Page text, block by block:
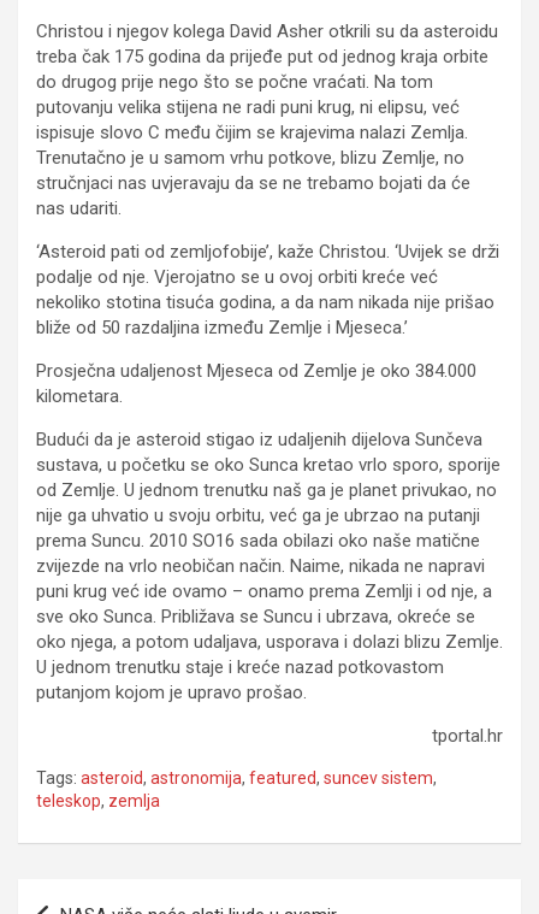
Christou i njegov kolega David Asher otkrili su da asteroidu
treba čak 175 godina da prijeđe put od jednog kraja orbite
do drugog prije nego što se počne vraćati. Na tom
putovanju velika stijena ne radi puni krug, ni elipsu, već
ispisuje slovo C među čijim se krajevima nalazi Zemlja.
Trenutačno je u samom vrhu potkove, blizu Zemlje, no
stručnjaci nas uvjeravaju da se ne trebamo bojati da će
nas udariti.
‘Asteroid pati od zemljofobije’, kaže Christou. ‘Uvijek se drži
podalje od nje. Vjerojatno se u ovoj orbiti kreće već
nekoliko stotina tisuća godina, a da nam nikada nije prišao
bliže od 50 razdaljina između Zemlje i Mjeseca.’
Prosječna udaljenost Mjeseca od Zemlje je oko 384.000
kilometara.
Budući da je asteroid stigao iz udaljenih dijelova Sunčeva
sustava, u početku se oko Sunca kretao vrlo sporo, sporije
od Zemlje. U jednom trenutku naš ga je planet privukao, no
nije ga uhvatio u svoju orbitu, već ga je ubrzao na putanji
prema Suncu. 2010 SO16 sada obilazi oko naše matične
zvijezde na vrlo neobičan način. Naime, nikada ne napravi
puni krug već ide ovamo – onamo prema Zemlji i od nje, a
sve oko Sunca. Približava se Suncu i ubrzava, okreće se
oko njega, a potom udaljava, usporava i dolazi blizu Zemlje.
U jednom trenutku staje i kreće nazad potkovastom
putanjom kojom je upravo prošao.
tportal.hr
Tags: asteroid, astronomija, featured, suncev sistem,
teleskop, zemlja
Navigacija